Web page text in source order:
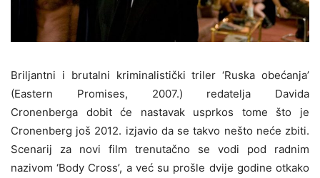
Briljantni i brutalni kriminalistički triler ‘Ruska obećanja’
(Eastern Promises, 2007.) redatelja Davida
Cronenberga dobit će nastavak usprkos tome što je
Cronenberg još 2012. izjavio da se takvo nešto neće zbiti.
Scenarij za novi film trenutačno se vodi pod radnim
nazivom ‘Body Cross’, a već su prošle dvije godine otkako